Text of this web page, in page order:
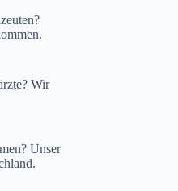
Wir
Unser